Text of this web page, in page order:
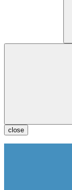
close